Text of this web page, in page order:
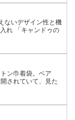
ないデザイン性と機
れ 「キャンドゥの
ン巾着袋。ベア
されていて、見た